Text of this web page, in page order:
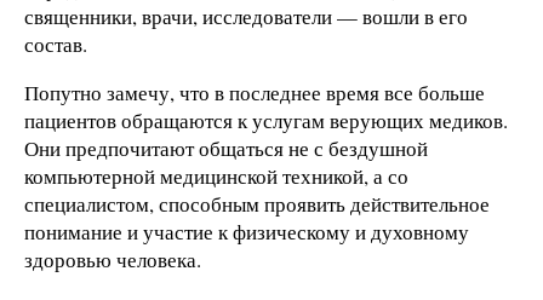
священники, врачи, исследователи — вошли в его
состав.
Попутно замечу, что в последнее время все больше
пациентов обращаются к услугам верующих медиков.
Они предпочитают общаться не с бездушной
компьютерной медицинской техникой, а со
специалистом, способным проявить действительное
понимание и участие к физическому и духовному
здоровью человека.